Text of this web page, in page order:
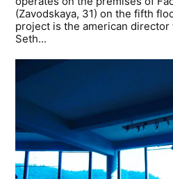
(Zavodskaya, 31) on the fifth
project is the american
Seth...